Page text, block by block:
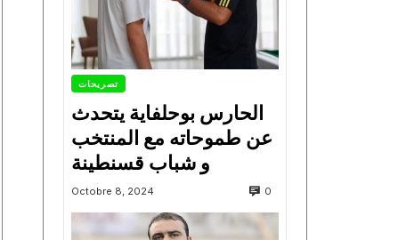
تصريحات
الحارس بوحلفاية يتحدث
عن طموحاته مع المنتخب
و شباب قسنطينة
Octobre 8, 2024 0